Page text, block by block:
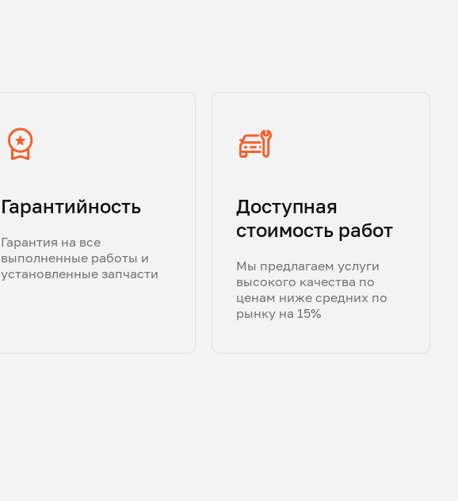
Гарантийность
Гарантия на все
выполненные работы и
установленные запчасти
Доступная
стоимость работ
Мы предлагаем услуги
высокого качества по
ценам ниже средних по
рынку на 15%